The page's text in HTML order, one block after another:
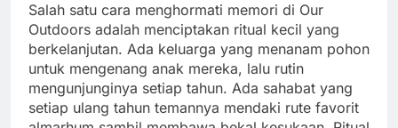
Salah satu cara menghormati memori di Our
Outdoors adalah menciptakan ritual kecil yang
berkelanjutan. Ada keluarga yang menanam pohon
untuk mengenang anak mereka, lalu rutin
mengunjunginya setiap tahun. Ada sahabat yang
setiap ulang tahun temannya mendaki rute favorit